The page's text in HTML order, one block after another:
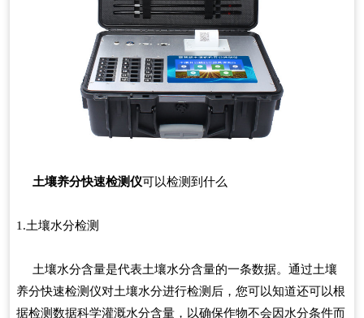
土壤养分快速检测仪可以检测到什么
1.土壤水分检测
土壤水分含量是代表土壤水分含量的一条数据。通过土壤
养分快速检测仪对土壤水分进行检测后，您可以知道还可以根
据检测数据科学灌溉水分含量，以确保作物不会因水分条件而